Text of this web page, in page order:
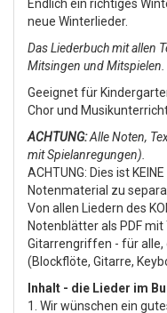
Endlich ein richtiges
neue Winterlieder.
Das Liederbuch mit allen
Mitsingen und Mitspielen.
Geeignet für
Chor und
ACHTUNG:Alle Noten,
mit Spielanregungen).
ACHTUNG: Dies ist
Notenmaterial zu
Von allen Liedern des
Notenblätter als PDF
Gitarrengriffen - für alle,
(Blockflöte, Gitarre,
Inhalt - die Lieder im
1. Wir wünschen ein